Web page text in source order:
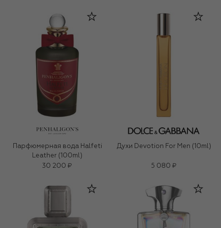
Парфюмерная вода Halfeti
Leather (100ml)
30 200 ₽
Духи Devotion For Men (10ml)
5 080 ₽